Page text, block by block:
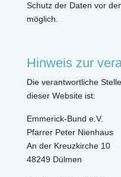
Schutz der Daten vor
möglich.
Hinweis zur
Die verantwortliche
dieser Website ist:
Emmerick-Bund e.V.
Pfarrer Peter Nienhaus
An der Kreuzkirche 10
48249 Dülmen